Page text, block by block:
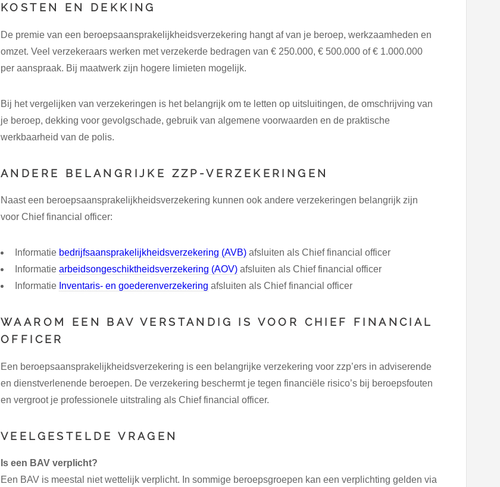
KOSTEN EN DEKKING
De premie van een beroepsaansprakelijkheidsverzekering hangt af van je beroep, werkzaamheden en
omzet. Veel verzekeraars werken met verzekerde bedragen van € 250.000, € 500.000 of € 1.000.000
per aanspraak. Bij maatwerk zijn hogere limieten mogelijk.
Bij het vergelijken van verzekeringen is het belangrijk om te letten op uitsluitingen, de omschrijving van
je beroep, dekking voor gevolgschade, gebruik van algemene voorwaarden en de praktische
werkbaarheid van de polis.
ANDERE BELANGRIJKE ZZP-VERZEKERINGEN
Naast een beroepsaansprakelijkheidsverzekering kunnen ook andere verzekeringen belangrijk zijn
voor Chief financial officer:
Informatie bedrijfsaansprakelijkheidsverzekering (AVB) afsluiten als Chief financial officer
Informatie arbeidsongeschiktheidsverzekering (AOV) afsluiten als Chief financial officer
Informatie Inventaris- en goederenverzekering afsluiten als Chief financial officer
WAAROM EEN BAV VERSTANDIG IS VOOR CHIEF FINANCIAL
OFFICER
Een beroepsaansprakelijkheidsverzekering is een belangrijke verzekering voor zzp’ers in adviserende
en dienstverlenende beroepen. De verzekering beschermt je tegen financiële risico’s bij beroepsfouten
en vergroot je professionele uitstraling als Chief financial officer.
VEELGESTELDE VRAGEN
Is een BAV verplicht?
Een BAV is meestal niet wettelijk verplicht. In sommige beroepsgroepen kan een verplichting gelden via